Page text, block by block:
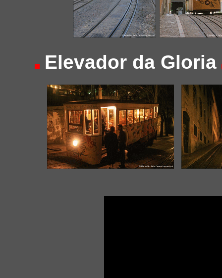
Elevador da Gloria